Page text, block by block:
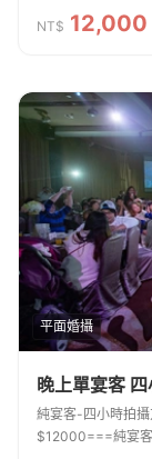
張~600張左右，
製調整精細的曝光、
NT$ 12,000
平面婚攝
晚上單宴客
純宴客-四小時拍
$12000===純宴